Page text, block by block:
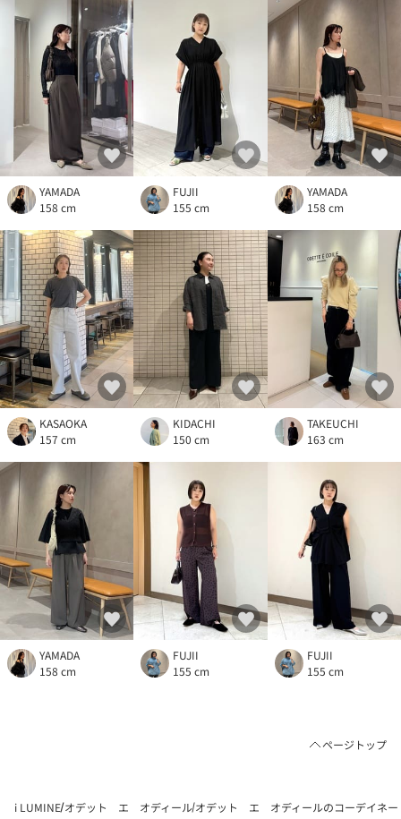
YAMADA
158 cm
FUJII
155 cm
YAMADA
158 cm
KASAOKA
157 cm
KIDACHI
150 cm
TAKEUCHI
163 cm
YAMADA
158 cm
FUJII
155 cm
FUJII
155 cm
ページトップ
i LUMINE オデット エ オディール オデット エ オディールのコーデイネー